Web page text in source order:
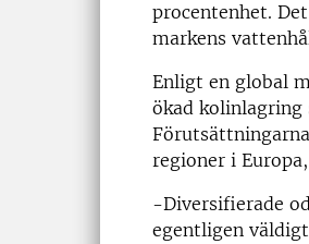
procentenhet.
markens
Enligt en global
ökad kolinlagring
regioner i
-Diversifierade
egentligen